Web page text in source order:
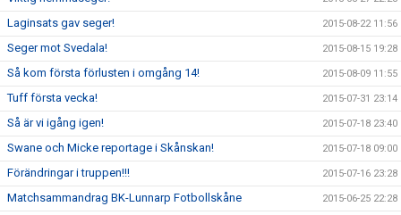
Laginsats gav seger! 2015-08-22 11:56
Seger mot Svedala! 2015-08-15 19:28
Så kom första förlusten i omgång 14! 2015-08-09 11:55
Tuff första vecka! 2015-07-31 23:14
Så är vi igång igen! 2015-07-18 23:40
Swane och Micke reportage i Skånskan! 2015-07-18 09:00
Förändringar i truppen!!! 2015-07-16 23:28
Matchsammandrag BK-Lunnarp Fotbollskåne 2015-06-25 22:28